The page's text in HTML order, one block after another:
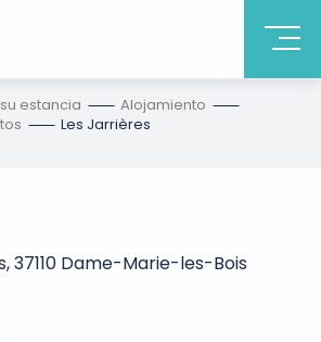
estancia
Alojamiento
Les Jarrières
37110 Dame-Marie-les-Bois
aux favoris